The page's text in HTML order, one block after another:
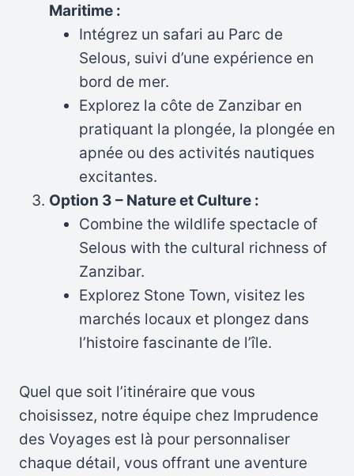
Maritime :
Intégrez un safari au Parc de
Selous, suivi d’une expérience en
bord de mer.
Explorez la côte de Zanzibar en
pratiquant la plongée, la plongée en
apnée ou des activités nautiques
excitantes.
Option 3 – Nature et Culture :
Combine the wildlife spectacle of
Selous with the cultural richness of
Zanzibar.
Explorez Stone Town, visitez les
marchés locaux et plongez dans
l’histoire fascinante de l’île.
Quel que soit l’itinéraire que vous
choisissez, notre équipe chez Imprudence
des Voyages est là pour personnaliser
chaque détail, vous offrant une aventure